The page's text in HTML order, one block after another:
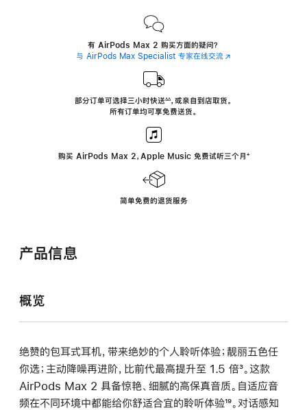
有 AirPods Max 2 购买方面的疑问？
与 AirPods Max Specialist 专家在线交流(在
中
部分订单可选择三小时快送∆∆， 或亲自到店取货。
所有订单均可享免费送货。
购买 AirPods Max 2，Apple Music 免费试听三个月 ‍脚
‍⁺
简单免费的退货服务
产品信息
概览
绝赞的包耳式耳机，带来绝妙的个人聆听体验；靓丽五色任
你选；主动降噪再进阶，比前代最高提升至 1.5 倍脚
注
³。这款
AirPods Max 2 具备惊艳、细腻的高保真音质。自适应音
频在不同环境中都能给你舒适合宜的聆听体验脚
¹⁹。对话感知